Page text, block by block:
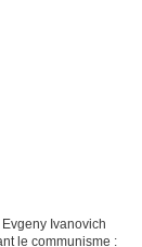
Ivanovich
le communisme :